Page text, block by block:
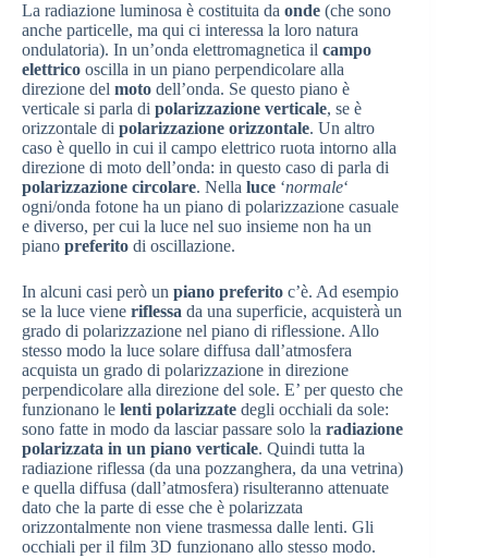
La radiazione luminosa è costituita da onde (che sono
anche particelle, ma qui ci interessa la loro natura
ondulatoria). In un’onda elettromagnetica il campo
elettrico oscilla in un piano perpendicolare alla
direzione del moto dell’onda. Se questo piano è
verticale si parla di polarizzazione verticale, se è
orizzontale di polarizzazione orizzontale. Un altro
caso è quello in cui il campo elettrico ruota intorno alla
direzione di moto dell’onda: in questo caso di parla di
polarizzazione circolare. Nella luce ‘normale‘
ogni/onda fotone ha un piano di polarizzazione casuale
e diverso, per cui la luce nel suo insieme non ha un
piano preferito di oscillazione.
In alcuni casi però un piano preferito c’è. Ad esempio
se la luce viene riflessa da una superficie, acquisterà un
grado di polarizzazione nel piano di riflessione. Allo
stesso modo la luce solare diffusa dall’atmosfera
acquista un grado di polarizzazione in direzione
perpendicolare alla direzione del sole. E’ per questo che
funzionano le lenti polarizzate degli occhiali da sole:
sono fatte in modo da lasciar passare solo la radiazione
polarizzata in un piano verticale. Quindi tutta la
radiazione riflessa (da una pozzanghera, da una vetrina)
e quella diffusa (dall’atmosfera) risulteranno attenuate
dato che la parte di esse che è polarizzata
orizzontalmente non viene trasmessa dalle lenti. Gli
occhiali per il film 3D funzionano allo stesso modo.